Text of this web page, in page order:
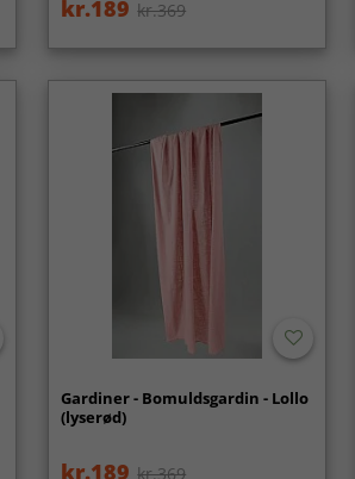
kr.189 kr.369
Gardiner - Bomuldsgardin - Lollo
(lyserød)
kr.189 kr.369